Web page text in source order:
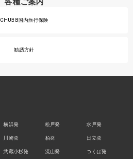
CHUBB国内旅行保険
勧誘方針
横浜発
川崎発
武蔵小杉発
松戸発
柏発
流山発
水戸発
日立発
つくば発